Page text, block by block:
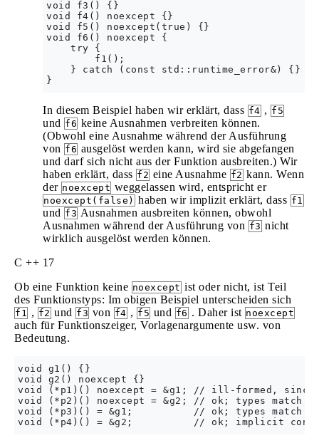
void f3() {}
void f4() noexcept {}
void f5() noexcept(true) {}
void f6() noexcept {
    try {
        f1();
    } catch (const std::runtime_error&) {}
In diesem Beispiel haben wir erklärt, dass f4 , f5
und f6 keine Ausnahmen verbreiten können.
(Obwohl eine Ausnahme während der Ausführung
von f6 ausgelöst werden kann, wird sie abgefangen
und darf sich nicht aus der Funktion ausbreiten.) Wir
haben erklärt, dass f2 eine Ausnahme f2 kann. Wenn
der noexcept weggelassen wird, entspricht er
noexcept(false) haben wir implizit erklärt, dass f1
und f3 Ausnahmen ausbreiten können, obwohl
Ausnahmen während der Ausführung von f3 nicht
wirklich ausgelöst werden können.
C ++ 17
Ob eine Funktion keine noexcept ist oder nicht, ist Teil
des Funktionstyps: Im obigen Beispiel unterscheiden sich
f1 , f2 und f3 von f4 , f5 und f6 . Daher ist noexcept
auch für Funktionszeiger, Vorlagenargumente usw. von
Bedeutung.
void g1() {}
void g2() noexcept {}
void (*p1)() noexcept = &g1; // ill-formed, since
void (*p2)() noexcept = &g2; // ok; types match
void (*p3)() = &g1;          // ok; types match